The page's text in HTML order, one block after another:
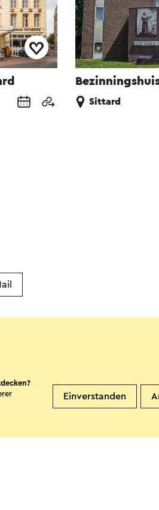
Sittard
Einverstanden